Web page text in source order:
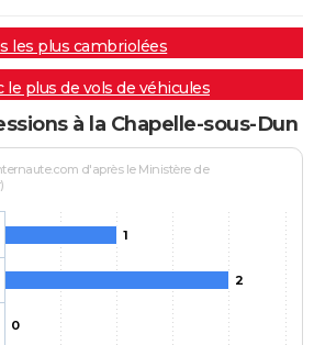
les plus cambriolées
le plus de vols de véhicules
à la Chapelle-sous-Dun
d'après le Ministère de
1
2
0